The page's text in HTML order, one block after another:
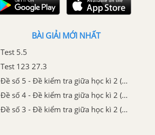
BÀI GIẢI MỚI NHẤT
Test 5.5
Test 123 27.3
Đề số 5 - Đề kiểm tra giữa học kì 2 (Đề thi giữa học kì 2) – Tiếng Việt 2
Đề số 4 - Đề kiểm tra giữa học kì 2 (Đề thi giữa học kì 2) – Tiếng Việt 2
Đề số 3 - Đề kiểm tra giữa học kì 2 (Đề thi giữa học kì 2) – Tiếng Việt 2